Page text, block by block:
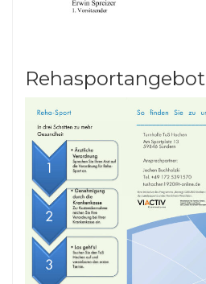
Rehasportangebot